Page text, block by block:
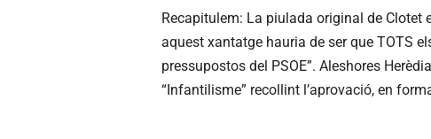
Recapitulem: La piulada original de Clotet
aquest xantatge hauria de ser que TOTS
pressupostos del PSOE”. Aleshores
“Infantilisme” recollint l’aprovació, en